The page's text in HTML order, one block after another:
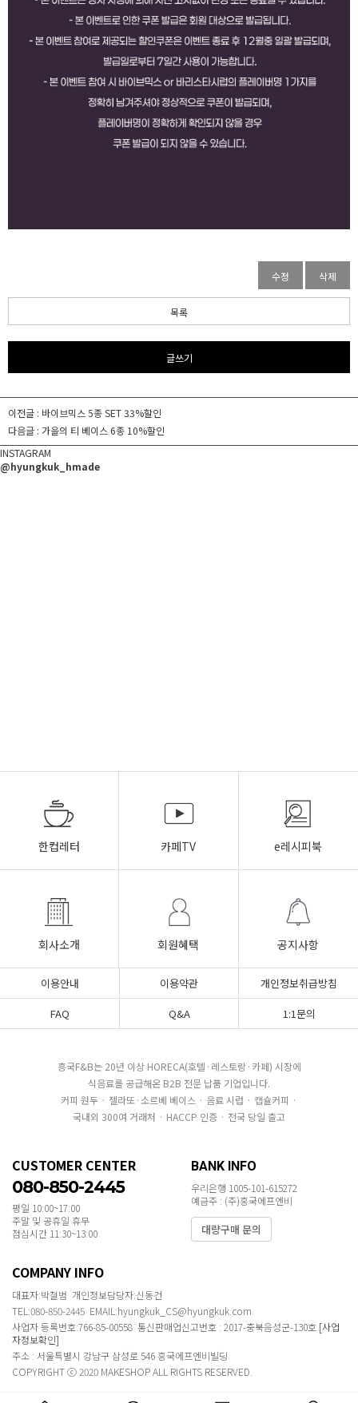
수정 삭제
목록
글쓰기
이전글 : 바이브믹스 5종 SET 33%할인
다음글 : 가을의 티 베이스 6종 10%할인
INSTAGRAM
@hyungkuk_hmade
한컵레터 카페TV e레시피북
회사소개 회원혜택 공지사항
이용안내 이용약관
개인정보취급방침
FAQ
Q&A 1:1문의
흥국F&B는 20년 이상 HORECA(호텔·레스토랑·카페) 시장에
식음료를 공급해온 B2B 전문 납품 기업입니다.
커피 원두 · 젤라또·소르베 베이스 · 음료 시럽 · 캡슐커피 ·
국내외 300여 거래처 · HACCP 인증 · 전국 당일 출고
CUSTOMER CENTER
080-850-2445
평일 10:00~17:00
주말 및 공휴일 휴무
점심시간 11:30~13:00
BANK INFO
우리은행 1005-101-615272
예금주 : (주)흥국에프엔비
대량구매 문의
COMPANY INFO
대표자:박철범 개인정보담당자:신동건
TEL:080-850-2445 EMAIL:hyungkuk_CS@hyungkuk.com
사업자 등록번호:766-85-00558 통신판매업신고번호 : 2017-충북음성군-130호 [사업
자정보확인]
주소 : 서울특별시 강남구 삼성로 546 흥국에프엔비빌딩
COPYRIGHT ⓒ 2020 MAKESHOP ALL RIGHTS RESERVED.